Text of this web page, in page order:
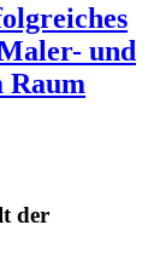
und
Raum
der